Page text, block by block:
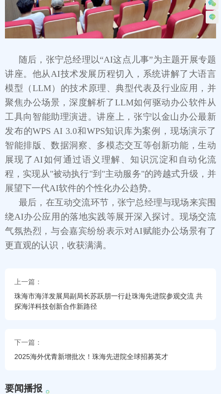
随后，张宁总经理以“AI这点儿事”为主题开展专题
讲座。他从AI技术发展历程切入，系统讲解了大语言
模型（LLM）的技术原理、典型代表及行业应用，并
聚焦办公场景，深度解析了LLM如何驱动办公软件从
工具向智能助理演进。讲座上，张宁以金山办公最新
发布的WPS AI 3.0和WPS知识库为案例，现场演示了
智能排版、数据洞察、多模态交互等创新功能，生动
展现了AI如何通过语义理解、知识沉淀和自动化流
程，实现从"被动执行"到"主动服务"的跨越式升级，并
展望下一代AI软件的个性化办公趋势。
最后，在互动交流环节，张宁总经理与现场来宾围
绕AI办公应用的落地实践等展开深入探讨。现场交流
气氛热烈，与会嘉宾纷纷表示对AI赋能办公场景有了
更直观的认识，收获满满。
上一篇：
珠海市海洋发展局副局长苏跃朋一行赴珠海先进院参观交流 共
探海洋科技创新合作新路径
下一篇：
2025海外优青新增批次！珠海先进院全球招募英才
要闻播报